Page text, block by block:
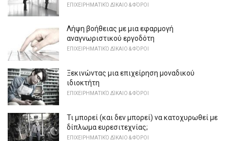
ΕΠΙΧΕΙΡΗΜΑΤΙΚΌ ΔΊΚΑΙΟ & ΦΌΡΟΙ
Λήψη βοήθειας με μια εφαρμογή
αναγνωριστικού εργοδότη
ΕΠΙΧΕΙΡΗΜΑΤΙΚΌ ΔΊΚΑΙΟ & ΦΌΡΟΙ
Ξεκινώντας μια επιχείρηση μοναδικού
ιδιοκτήτη
ΕΠΙΧΕΙΡΗΜΑΤΙΚΌ ΔΊΚΑΙΟ & ΦΌΡΟΙ
Τι μπορεί (και δεν μπορεί) να κατοχυρωθεί με
δίπλωμα ευρεσιτεχνίας;
ΕΠΙΧΕΙΡΗΜΑΤΙΚΌ ΔΊΚΑΙΟ & ΦΌΡΟΙ